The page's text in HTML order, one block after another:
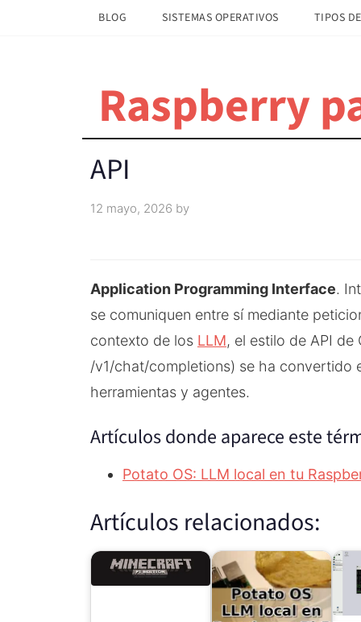
BLOG SISTEMAS OPERATIVOS TIPOS
Raspberry
API
12 mayo, 2026 by
Application Programming Interface.
se comuniquen entre sí mediante
contexto de los LLM, el estilo de API
/v1/chat/completions) se ha convertido
herramientas y agentes.
Artículos donde aparece este
Potato OS: LLM local en tu
Artículos relacionados: